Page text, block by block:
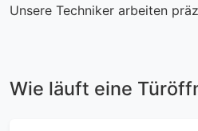
Unsere Techniker arbeiten
Wie läuft eine